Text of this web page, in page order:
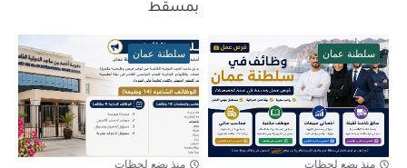
بمسقط
سلطنة عمان
منذ بضع لحظات
سلطنة عمان
منذ بضع لحظات